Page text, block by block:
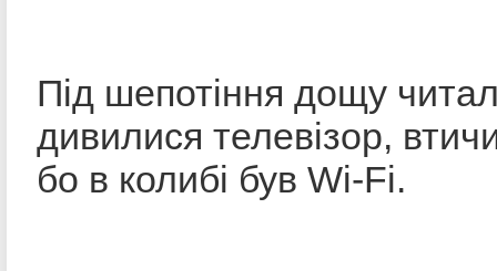
Під шепотіння дощу
дивилися телевізор,
бо в колибі був Wi-Fi.